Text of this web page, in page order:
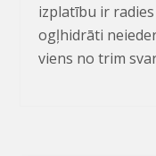
izplatību ir
ogļhidrāti
viens no trim